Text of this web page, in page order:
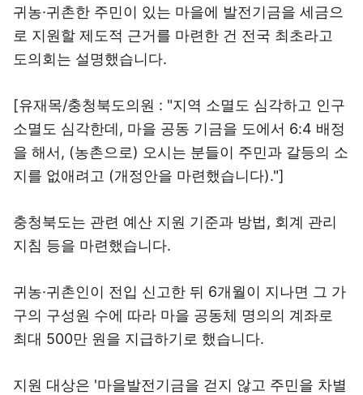
귀농·귀촌한 주민이 있는 마을에 발전기금을 세금으
로 지원할 제도적 근거를 마련한 건 전국 최초라고
도의회는 설명했습니다.
[유재목/충청북도의원 : "지역 소멸도 심각하고 인구
소멸도 심각한데, 마을 공동 기금을 도에서 6:4 배정
을 해서, (농촌으로) 오시는 분들이 주민과 갈등의 소
지를 없애려고 (개정안을 마련했습니다)."]
충청북도는 관련 예산 지원 기준과 방법, 회계 관리
지침 등을 마련했습니다.
귀농·귀촌인이 전입 신고한 뒤 6개월이 지나면 그 가
구의 구성원 수에 따라 마을 공동체 명의의 계좌로
최대 500만 원을 지급하기로 했습니다.
지원 대상은 '마을발전기금을 걷지 않고 주민을 차별